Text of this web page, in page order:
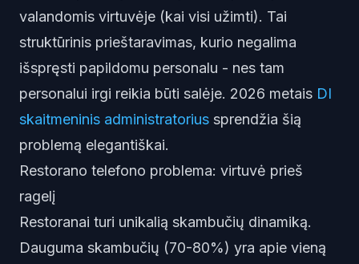
valandomis virtuvėje (kai visi užimti). Tai
struktūrinis prieštaravimas, kurio negalima
išspręsti papildomu personalu - nes tam
personalui irgi reikia būti salėje. 2026 metais DI
skaitmeninis administratorius sprendžia šią
problemą elegantiškai.
Restorano telefono problema: virtuvė prieš
ragelį
Restoranai turi unikalią skambučių dinamiką.
Dauguma skambučių (70-80%) yra apie vieną